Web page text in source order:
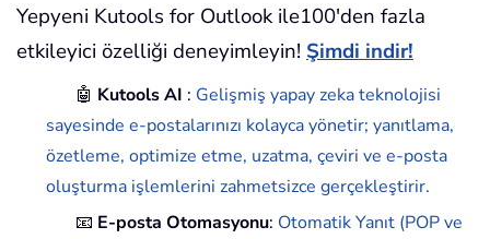
Yepyeni Kutools for Outlook ile100'den fazla
etkileyici özelliği deneyimleyin! Şimdi indir!
🤖 Kutools AI : Gelişmiş yapay zeka teknolojisi
sayesinde e-postalarınızı kolayca yönetir; yanıtlama,
özetleme, optimize etme, uzatma, çeviri ve e-posta
oluşturma işlemlerini zahmetsizce gerçekleştirir.
📧 E-posta Otomasyonu: Otomatik Yanıt (POP ve